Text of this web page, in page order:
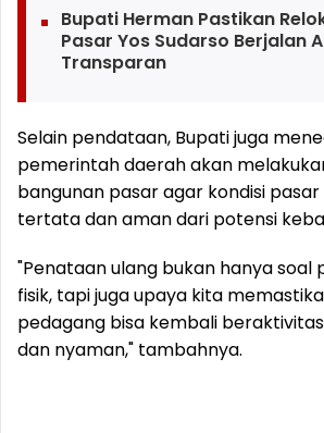
Bupati Herman Pastikan
Pasar Yos Sudarso Berjalan
Transparan
Selain pendataan, Bupati juga
pemerintah daerah akan
bangunan pasar agar kondisi
tertata dan aman dari potensi
"Penataan ulang bukan hanya soal
fisik, tapi juga upaya kita
pedagang bisa kembali
dan nyaman," tambahnya.